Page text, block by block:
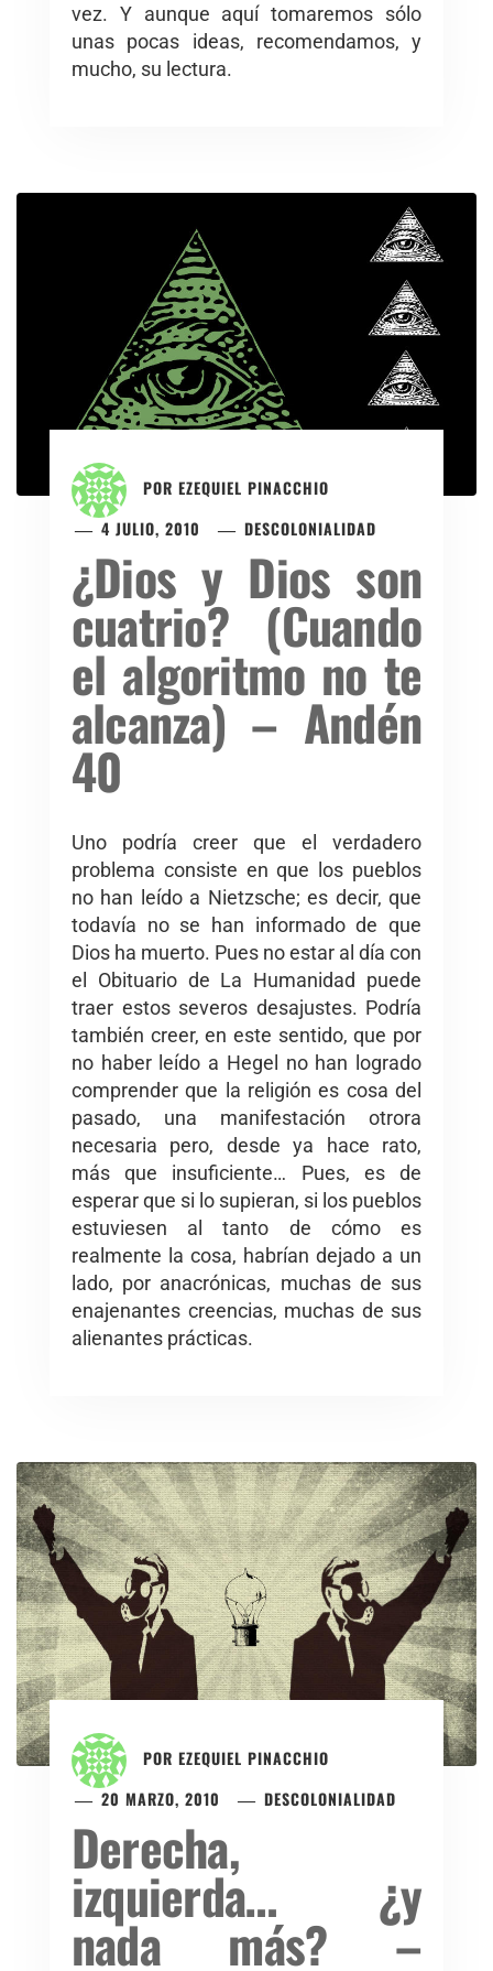
vez. Y aunque aquí tomaremos sólo
unas pocas ideas, recomendamos, y
mucho, su lectura.
POR EZEQUIEL PINACCHIO
4 JULIO, 2010
DESCOLONIALIDAD
¿Dios y Dios son
cuatrio? (Cuando
el algoritmo no te
alcanza) – Andén
40
Uno podría creer que el verdadero
problema consiste en que los pueblos
no han leído a Nietzsche; es decir, que
todavía no se han informado de que
Dios ha muerto. Pues no estar al día con
el Obituario de La Humanidad puede
traer estos severos desajustes. Podría
también creer, en este sentido, que por
no haber leído a Hegel no han logrado
comprender que la religión es cosa del
pasado, una manifestación otrora
necesaria pero, desde ya hace rato,
más que insuficiente… Pues, es de
esperar que si lo supieran, si los pueblos
estuviesen al tanto de cómo es
realmente la cosa, habrían dejado a un
lado, por anacrónicas, muchas de sus
enajenantes creencias, muchas de sus
alienantes prácticas.
POR EZEQUIEL PINACCHIO
20 MARZO, 2010
DESCOLONIALIDAD
Derecha,
izquierda… ¿y
nada más? –